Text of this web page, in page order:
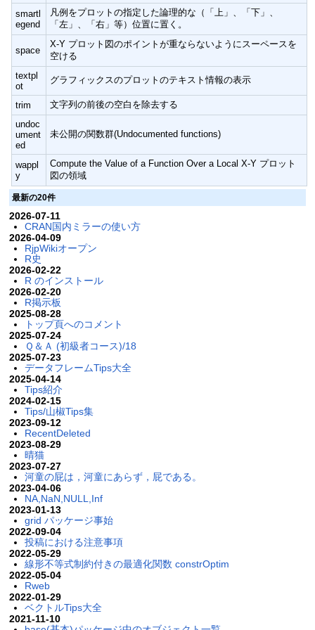
smartl
egend
凡例をプロットの指定した論理的な（「上」、「下」、
「左」、「右」等）位置に置く。
space
X-Y プロット図のポイントが重ならないようにスーペースを
空ける
textpl
ot
グラフィックスのプロットのテキスト情報の表示
trim
文字列の前後の空白を除去する
undoc
ument
ed
未公開の関数群(Undocumented functions)
wappl
y
Compute the Value of a Function Over a Local X-Y プロット
図の領域
最新の20件
2026-07-11
CRAN国内ミラーの使い方
2026-04-09
RjpWikiオープン
R史
2026-02-22
R のインストール
2026-02-20
R掲示板
2025-08-28
トップ頁へのコメント
2025-07-24
Ｑ＆Ａ (初級者コース)/18
2025-07-23
データフレームTips大全
2025-04-14
Tips紹介
2024-02-15
Tips/山椒Tips集
2023-09-12
RecentDeleted
2023-08-29
晴猫
2023-07-27
河童の屁は，河童にあらず，屁である。
2023-04-06
NA,NaN,NULL,Inf
2023-01-13
grid パッケージ事始
2022-09-04
投稿における注意事項
2022-05-29
線形不等式制約付きの最適化関数 constrOptim
2022-05-04
Rweb
2022-01-29
ベクトルTips大全
2021-11-10